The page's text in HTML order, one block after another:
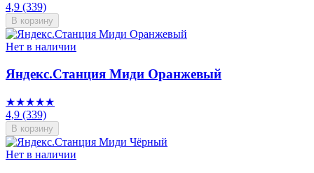
4,9 (339)
В корзину
Нет в наличии
Яндекс.Станция Миди Оранжевый
★★★★★
4,9 (339)
В корзину
Нет в наличии